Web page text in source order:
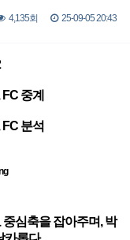
4,135회 25-09-05 20:43
중계
분석
심축을 잡아주며, 박